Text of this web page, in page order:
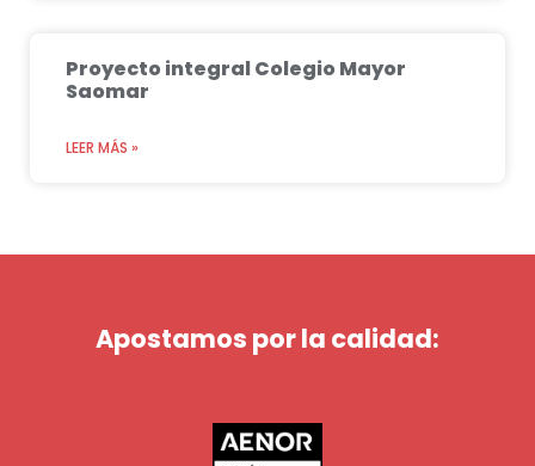
Proyecto integral Colegio Mayor
Saomar
LEER MÁS »
Apostamos por la calidad: